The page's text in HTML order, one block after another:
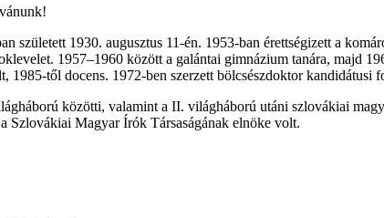
született 1930. augusztus 11-én. 1953-ban érettségizett a
1957–1960 között a galántai gimnázium tanára, majd
1985-től docens. 1972-ben szerzett bölcsészdoktor kandidátusi
közötti, valamint a II. világháború utáni szlovákiai
Szlovákiai Magyar Írók Társaságának elnöke volt.